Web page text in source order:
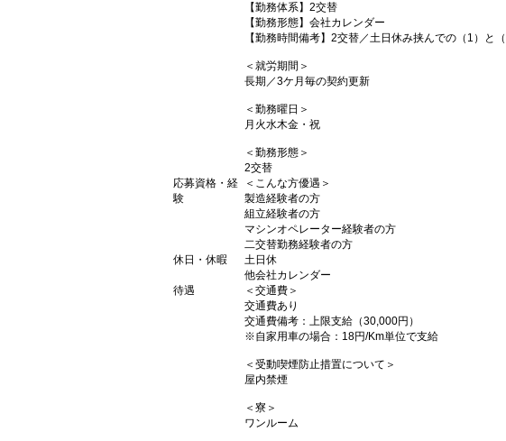
【勤務体系】2交替
【勤務形態】会社カレンダー
【勤務時間備考】2交替／土日休み挟んでの（1）と
＜就労期間＞
長期／3ケ月毎の契約更新
＜勤務曜日＞
月火水木金・祝
＜勤務形態＞
2交替
応募資格・経
験
＜こんな方優遇＞
製造経験者の方
組立経験者の方
マシンオペレーター経験者の方
二交替勤務経験者の方
休日・休暇
土日休
他会社カレンダー
待遇
＜交通費＞
交通費あり
交通費備考：上限支給（30,000円）
※自家用車の場合：18円/Km単位で支給
＜受動喫煙防止措置について＞
屋内禁煙
＜寮＞
ワンルーム